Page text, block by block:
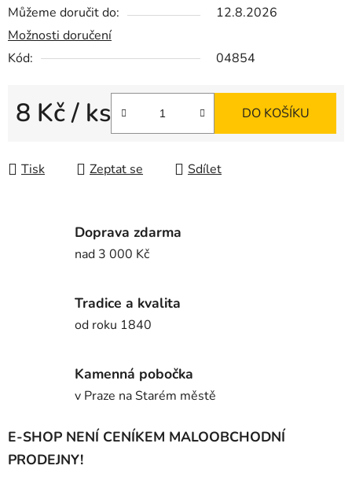
Můžeme doručit do:
12.8.2026
Možnosti doručení
Kód:
04854
8 Kč/ ks DO KOŠÍKU
Tisk Zeptat se Sdílet
Doprava zdarma
nad 3 000 Kč
Tradice a kvalita
od roku 1840
Kamenná pobočka
v Praze na Starém městě
E-SHOP NENÍ CENÍKEM MALOOBCHODNÍ
PRODEJNY!